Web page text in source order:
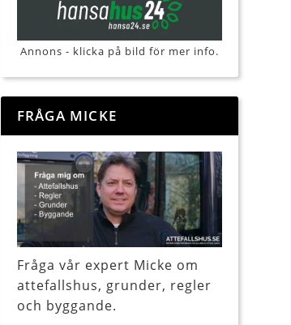
Annons - klicka på bild för mer info.
FRÅGA MICKE
Fråga vår expert Micke om
attefallshus, grunder, regler
och byggande.